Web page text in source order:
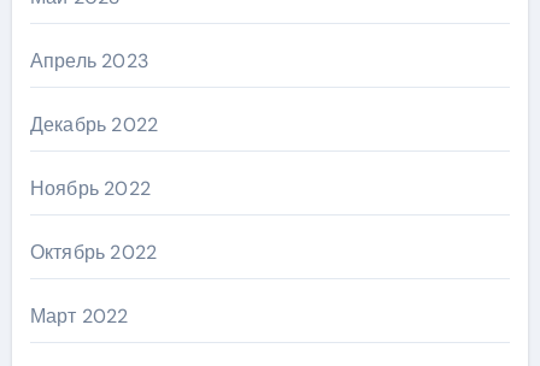
Апрель 2023
Декабрь 2022
Ноябрь 2022
Октябрь 2022
Март 2022